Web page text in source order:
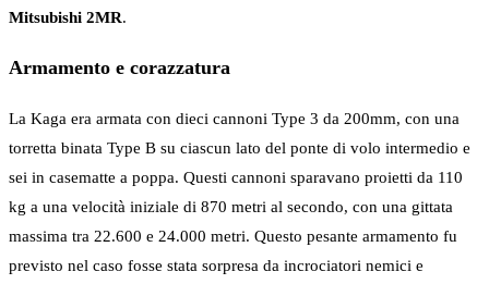
Mitsubishi 2MR.
Armamento e corazzatura
La Kaga era armata con dieci cannoni Type 3 da 200mm, con una
torretta binata Type B su ciascun lato del ponte di volo intermedio e
sei in casematte a poppa. Questi cannoni sparavano proietti da 110
kg a una velocità iniziale di 870 metri al secondo, con una gittata
massima tra 22.600 e 24.000 metri. Questo pesante armamento fu
previsto nel caso fosse stata sorpresa da incrociatori nemici e